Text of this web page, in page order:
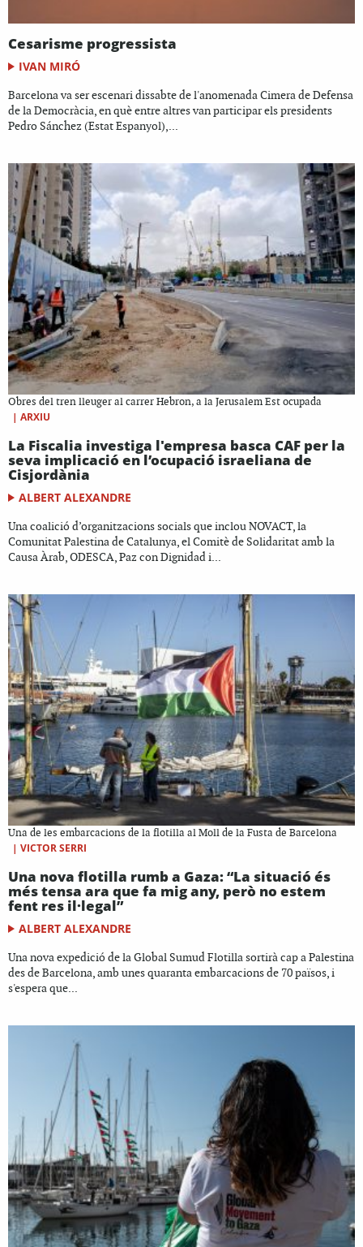
Cesarisme progressista
IVAN MIRÓ
Barcelona va ser escenari dissabte de l'anomenada Cimera de Defensa
de la Democràcia, en què entre altres van participar els presidents
Pedro Sánchez (Estat Espanyol),...
Obres del tren lleuger al carrer Hebron, a la Jerusalem Est ocupada
| ARXIU
La Fiscalia investiga l'empresa basca CAF per la
seva implicació en l’ocupació israeliana de
Cisjordània
ALBERT ALEXANDRE
Una coalició d’organitzacions socials que inclou NOVACT, la
Comunitat Palestina de Catalunya, el Comitè de Solidaritat amb la
Causa Àrab, ODESCA, Paz con Dignidad i...
Una de les embarcacions de la flotilla al Moll de la Fusta de Barcelona
| VICTOR SERRI
Una nova flotilla rumb a Gaza: “La situació és
més tensa ara que fa mig any, però no estem
fent res il·legal”
ALBERT ALEXANDRE
Una nova expedició de la Global Sumud Flotilla sortirà cap a Palestina
des de Barcelona, amb unes quaranta embarcacions de 70 països, i
s'espera que...